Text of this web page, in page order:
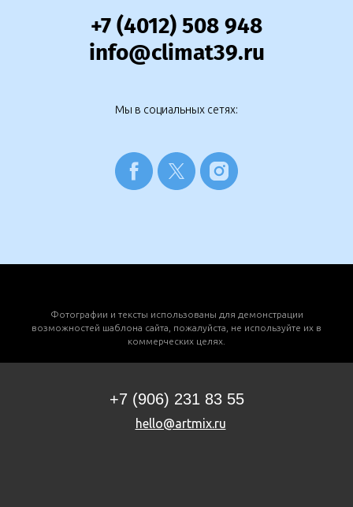
+7 (4012) 508 948
info@climat39.ru
Мы в социальных сетях:
Фотографии и тексты использованы для демонстрации
возможностей шаблона сайта, пожалуйста, не используйте их в
коммерческих целях.
+7 (906) 231 83 55
hello@artmix.ru